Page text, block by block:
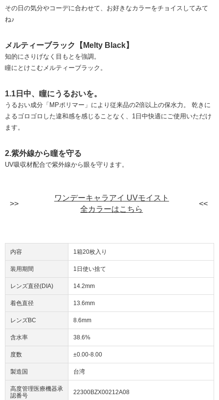
その日の気分やコーデに合わせて、お好きなカラーをチョイスしてみて
ね♪
メルティーブラック【Melty Black】
知的にさりげなく目もとを強調。
瞳にとけこむメルティーブラック。
1.1日中、瞳にうるおいを。
うるおい成分「MPポリマー」により従来品の2倍以上の保水力。 乾きに
よるゴロゴロした違和感を感じることなく、1日中快適にご使用いただけ
ます。
2.紫外線から瞳を守る
UV吸収材配合で紫外線から眼を守ります。
ワンデーキャラアイ UVモイスト
全カラーはこちら
内容 1箱20枚入り
装用期間 1日使い捨て
レンズ直径(DIA) 14.2mm
着色直径 13.6mm
レンズBC 8.6mm
含水率 38.6%
度数 ±0.00-8.00
製造国 台湾
高度管理医療機器承
認番号
22300BZX00212A08